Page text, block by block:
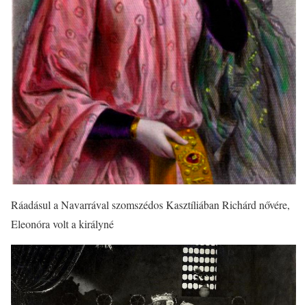
Ráadásul a Navarrával szomszédos Kasztíliában Richárd nővére,
Eleonóra volt a királyné